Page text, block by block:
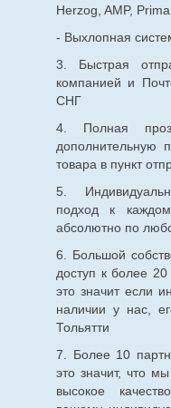
Herzog, AMP,
- Выхлопная
3. Быстрая
компанией и
СНГ
4. Полная
дополнительную
товара в пункт
5.
подход к
абсолютно по
6. Большой
доступ к более
это значит если
наличии у нас,
Тольятти
7. Более 10
это значит, что
высокое